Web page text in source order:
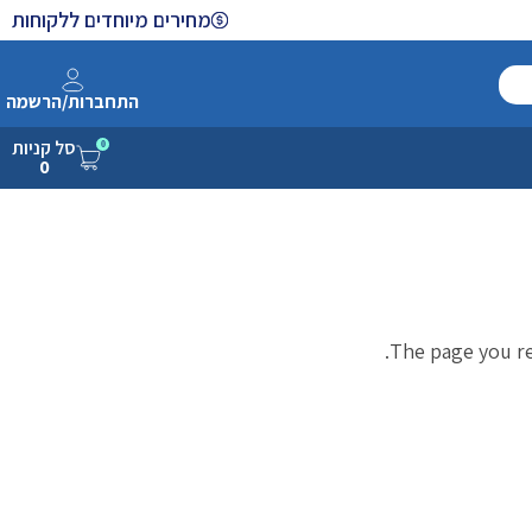
מחירים מיוחדים ללקוחות
התחברות/הרשמה
סל קניות
0
0
The page you